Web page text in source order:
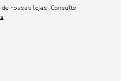
nossas lojas. Consulte